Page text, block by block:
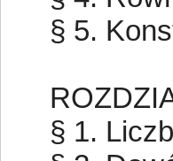
§ 5.
§ 1.